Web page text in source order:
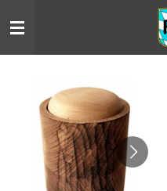
Hauptinhalt
springen